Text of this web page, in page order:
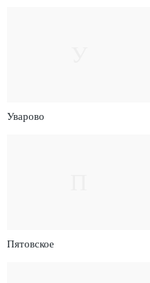
Уварово
Пятовское